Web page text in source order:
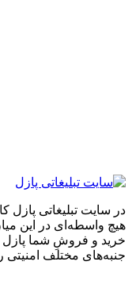
تبلیغاتی پازل
در این میان
و فروشِ شما پازل هیچ
مختلف امنیتی را در